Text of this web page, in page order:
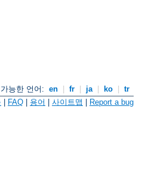
가능한 언어: en fr ja ko
tr
FAQ 용어 사이트맵 Report a bug